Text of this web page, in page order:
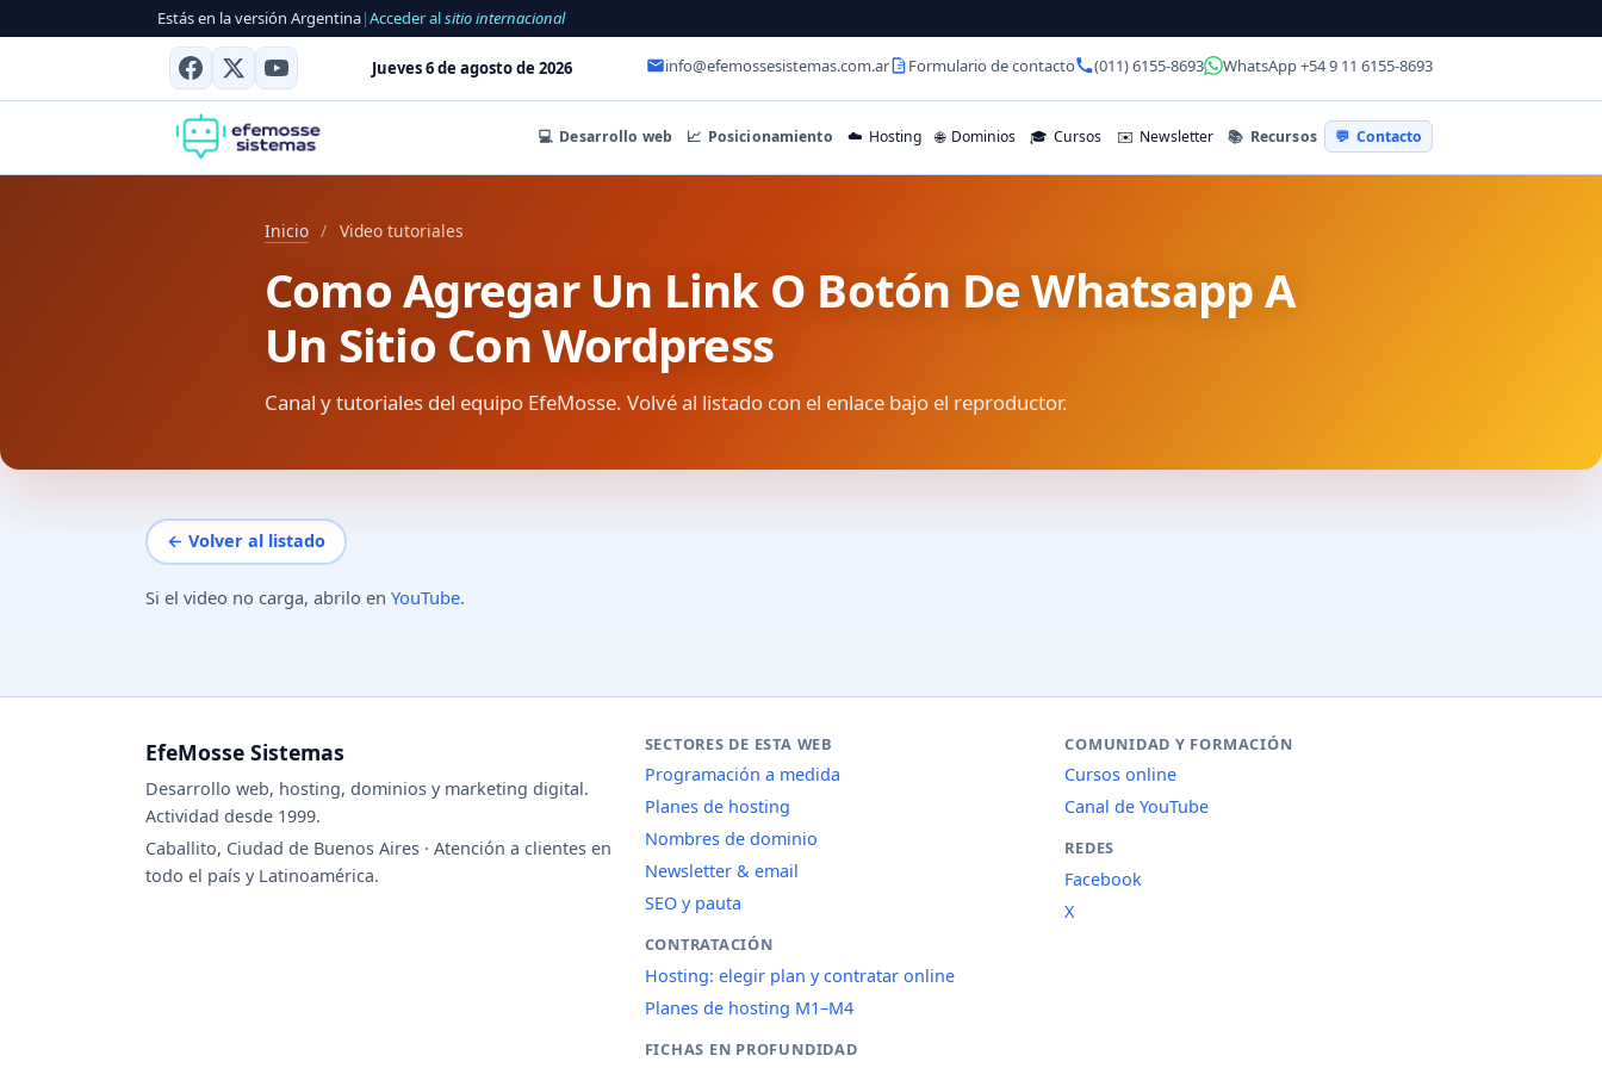
Estás en la versión Argentina|Acceder alsitio internacional
Jueves 6 de agosto de 2026 info@efemossesistemas.com.ar Formulario de contacto (011) 6155-8693 WhatsApp +54 9 11 6155-8693
💻 Desarrollo web 📈 Posicionamiento ☁️ Hosting 🌐 Dominios 🎓 Cursos ✉️ Newsletter 📚 Recursos 💬 Contacto
Inicio / Video tutoriales
Como Agregar Un Link O Botón De Whatsapp A
Un Sitio Con Wordpress
Canal y tutoriales del equipo EfeMosse. Volvé al listado con el enlace bajo el reproductor.
← Volver al listado
Si el video no carga, abrilo en YouTube.
EfeMosse Sistemas
Desarrollo web, hosting, dominios y marketing digital.
Actividad desde 1999.
Caballito, Ciudad de Buenos Aires · Atención a clientes en
todo el país y Latinoamérica.
SECTORES DE ESTA WEB
Programación a medida
Planes de hosting
Nombres de dominio
Newsletter & email
SEO y pauta
CONTRATACIÓN
Hosting: elegir plan y contratar online
Planes de hosting M1–M4
FICHAS EN PROFUNDIDAD
COMUNIDAD Y FORMACIÓN
Cursos online
Canal de YouTube
REDES
Facebook
X